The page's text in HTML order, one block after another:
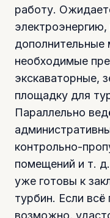
работу.
необходимые
экскаваторные,
площадку для
Параллельно
контрольно-
помещений и т.
уже готовы к
турбин. Если